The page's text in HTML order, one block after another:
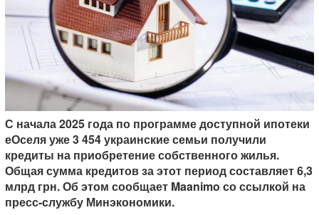
С начала 2025 года по программе доступной ипотеки
еОселя уже 3 454 украинские семьи получили
кредиты на приобретение собственного жилья.
Общая сумма кредитов за этот период составляет 6,3
млрд грн. Об этом сообщает Maanimo со ссылкой на
пресс-службу Минэкономики.